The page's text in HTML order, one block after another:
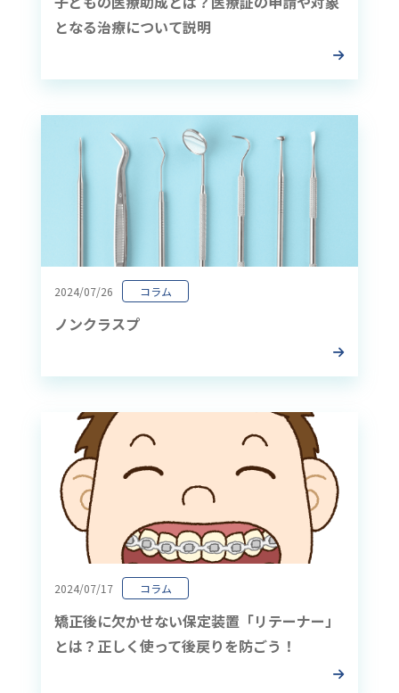
となる治療について説明
2024/07/26 コラム
ノンクラスプ
2024/07/17 コラム
矯正後に欠かせない保定装置「リテーナー」
とは？正しく使って後戻りを防ごう！